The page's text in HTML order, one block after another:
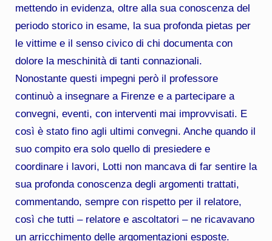
mettendo in evidenza, oltre alla sua conoscenza del
periodo storico in esame, la sua profonda pietas per
le vittime e il senso civico di chi documenta con
dolore la meschinità di tanti connazionali.
Nonostante questi impegni però il professore
continuò a insegnare a Firenze e a partecipare a
convegni, eventi, con interventi mai improvvisati. E
così è stato fino agli ultimi convegni. Anche quando il
suo compito era solo quello di presiedere e
coordinare i lavori, Lotti non mancava di far sentire la
sua profonda conoscenza degli argomenti trattati,
commentando, sempre con rispetto per il relatore,
così che tutti – relatore e ascoltatori – ne ricavavano
un arricchimento delle argomentazioni esposte.